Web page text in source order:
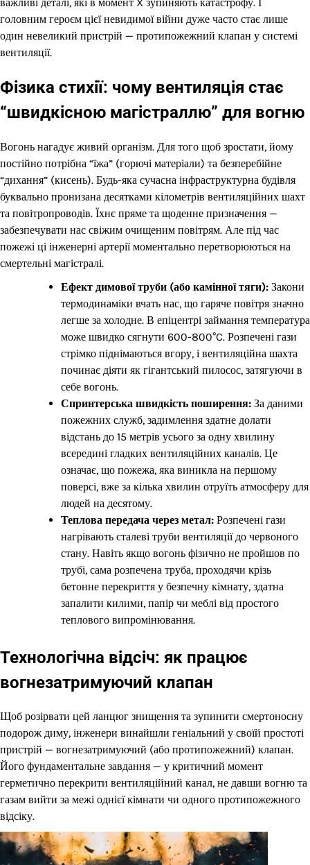
головним героєм цієї невидимої війни дуже часто стає лише
один невеликий пристрій — протипожежний клапан у системі
вентиляції.
Фізика стихії: чому вентиляція стає
“швидкісною магістраллю” для вогню
Вогонь нагадує живий організм. Для того щоб зростати, йому
постійно потрібна “їжа” (горючі матеріали) та безперебійне
“дихання” (кисень). Будь-яка сучасна інфраструктурна будівля
буквально пронизана десятками кілометрів вентиляційних шахт
та повітропроводів. Їхнє пряме та щоденне призначення —
забезпечувати нас свіжим очищеним повітрям. Але під час
пожежі ці інженерні артерії моментально перетворюються на
смертельні магістралі.
Ефект димової труби (або камінної тяги): Закони
термодинаміки вчать нас, що гаряче повітря значно
легше за холодне. В епіцентрі займання температура
може швидко сягнути 600-800°C. Розпечені гази
стрімко піднімаються вгору, і вентиляційна шахта
починає діяти як гігантський пилосос, затягуючи в
себе вогонь.
Спринтерська швидкість поширення: За даними
пожежних служб, задимлення здатне долати
відстань до 15 метрів усього за одну хвилину
всередині гладких вентиляційних каналів. Це
означає, що пожежа, яка виникла на першому
поверсі, вже за кілька хвилин отруїть атмосферу для
людей на десятому.
Теплова передача через метал: Розпечені гази
нагрівають сталеві труби вентиляції до червоного
стану. Навіть якщо вогонь фізично не пройшов по
трубі, сама розпечена труба, проходячи крізь
бетонне перекриття у безпечну кімнату, здатна
запалити килими, папір чи меблі від простого
теплового випромінювання.
Технологічна відсіч: як працює
вогнезатримуючий клапан
Щоб розірвати цей ланцюг знищення та зупинити смертоносну
подорож диму, інженери винайшли геніальний у своїй простоті
пристрій — вогнезатримуючий (або протипожежний) клапан.
Його фундаментальне завдання — у критичний момент
герметично перекрити вентиляційний канал, не давши вогню та
газам вийти за межі однієї кімнати чи одного протипожежного
відсіку.